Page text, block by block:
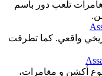
تلعب دور باسم
واقعي. كما تطرقت
نوع أكشن و مغامرات،